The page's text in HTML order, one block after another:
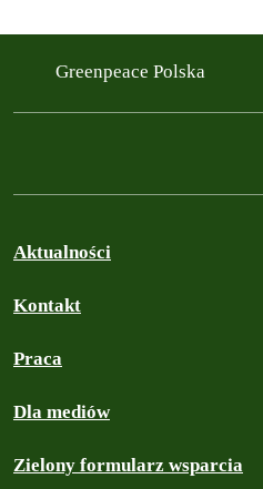
Greenpeace Polska
Aktualności
Kontakt
Praca
Dla mediów
Zielony formularz wsparcia